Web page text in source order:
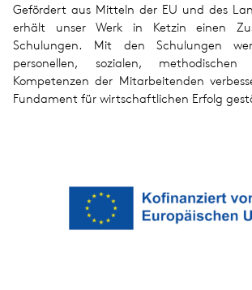
Gefördert aus Mitteln der EU und des
erhält unser Werk in Ketzin einen
Schulungen. Mit den Schulungen
personellen, sozialen,
Kompetenzen der Mitarbeitenden
Fundament für wirtschaftlichen Erfolg